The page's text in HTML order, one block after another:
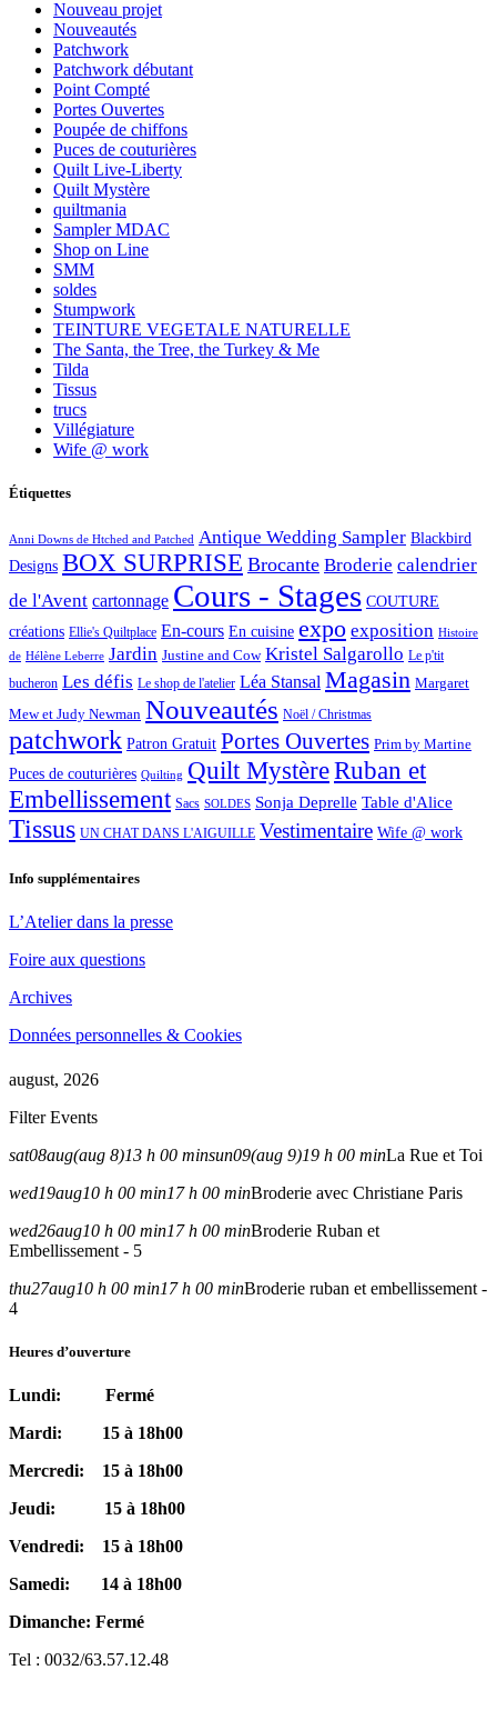
Nouveau projet
Nouveautés
Patchwork
Patchwork débutant
Point Compté
Portes Ouvertes
Poupée de chiffons
Puces de couturières
Quilt Live-Liberty
Quilt Mystère
quiltmania
Sampler MDAC
Shop on Line
SMM
soldes
Stumpwork
TEINTURE VEGETALE NATURELLE
The Santa, the Tree, the Turkey & Me
Tilda
Tissus
trucs
Villégiature
Wife @ work
Étiquettes
Anni Downs de Htched and Patched Antique Wedding Sampler Blackbird
Designs BOX SURPRISE Brocante Broderie calendrier
de l'Avent cartonnage Cours - Stages COUTURE
créations Ellie's Quiltplace En-cours En cuisine expo exposition Histoire
de Hélène Leberre Jardin Justine and Cow Kristel Salgarollo Le p'tit
bucheron Les défis Le shop de l'atelier Léa Stansal Magasin Margaret
Mew et Judy Newman Nouveautés Noël / Christmas
patchwork Patron Gratuit Portes Ouvertes Prim by Martine
Puces de couturières Quilting Quilt MystèreRuban et
Embellissement Sacs SOLDES Sonja Deprelle Table d'Alice
Tissus UN CHAT DANS L'AIGUILLE Vestimentaire Wife @ work
Info supplémentaires
L’Atelier dans la presse
Foire aux questions
Archives
Données personnelles & Cookies
august, 2026
Filter Events
sat08aug(aug 8)13 h 00 minsun09(aug 9)19 h 00 minLa Rue et Toi
wed19aug10 h 00 min17 h 00 minBroderie avec Christiane Paris
wed26aug10 h 00 min17 h 00 minBroderie Ruban et
Embellissement - 5
thu27aug10 h 00 min17 h 00 minBroderie ruban et embellissement -
4
Heures d’ouverture
Lundi: Fermé
Mardi: 15 à 18h00
Mercredi: 15 à 18h00
Jeudi: 15 à 18h00
Vendredi: 15 à 18h00
Samedi: 14 à 18h00
Dimanche: Fermé
Tel : 0032/63.57.12.48